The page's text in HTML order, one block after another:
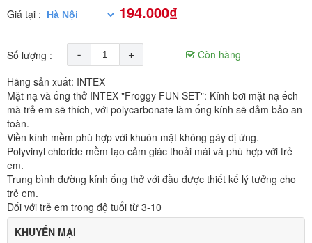
Giá tại : 194.000₫
Số lượng : - +
Còn hàng
Hãng sản xuất: INTEX
Mặt nạ và ống thở INTEX "Froggy FUN SET": Kính bơi mặt nạ ếch
mà trẻ em sẽ thích, với polycarbonate làm ống kính sẽ đảm bảo an
toàn.
Viền kính mềm phù hợp với khuôn mặt không gây dị ứng.
Polyvinyl chloride mềm tạo cảm giác thoải mái và phù hợp với trẻ
em.
Trung bình đường kính ống thở với đầu được thiết kế lý tưởng cho
trẻ em.
Đối với trẻ em trong độ tuổi từ 3-10
KHUYẾN MẠI